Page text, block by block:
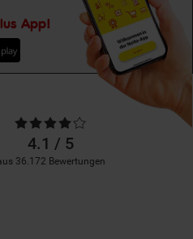
App!
4.1 / 5
36.172 Bewertungen